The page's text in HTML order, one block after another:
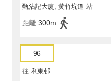
甄沾記大廈, 黃竹坑道 站
距離 300m
96
往 利東邨